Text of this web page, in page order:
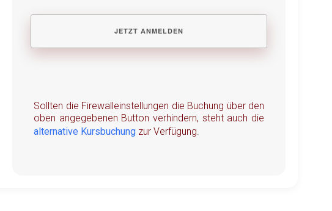
Sollten die Firewalleinstellungen die Buchung über den
oben angegebenen Button verhindern, steht auch die
alternative Kursbuchung zur Verfügung.